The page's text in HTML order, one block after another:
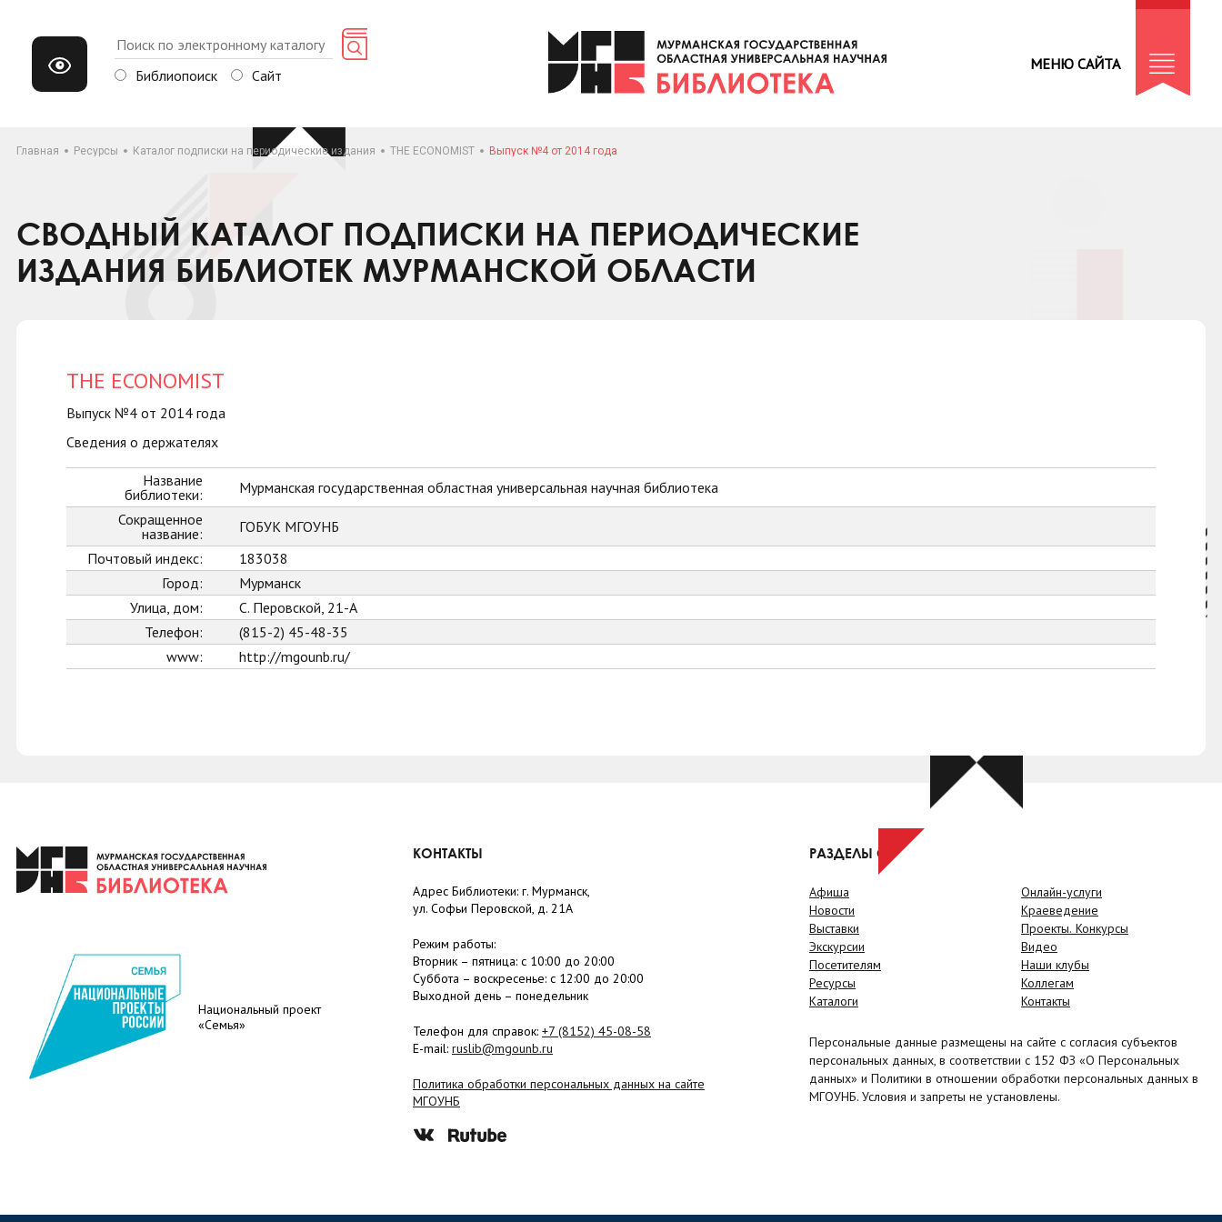
Библиопоиск Сайт
МЕНЮ САЙТА
Главная Ресурсы Каталог подписки на периодические издания THE ECONOMIST Выпуск №4 от 2014 года
СВОДНЫЙ КАТАЛОГ ПОДПИСКИ НА ПЕРИОДИЧЕСКИЕ
ИЗДАНИЯ БИБЛИОТЕК МУРМАНСКОЙ ОБЛАСТИ
THE ECONOMIST
Выпуск №4 от 2014 года
Сведения о держателях
Название
библиотеки:
Мурманская государственная областная универсальная научная библиотека
Сокращенное
название:
ГОБУК МГОУНБ
Почтовый индекс:
183038
Город:
Мурманск
Улица, дом:
С. Перовской, 21-А
Телефон:
(815-2) 45-48-35
www:
http://mgounb.ru/
Национальный проект
«Семья»
КОНТАКТЫ
Адрес Библиотеки: г. Мурманск,
ул. Софьи Перовской, д. 21А
Режим работы:
Вторник – пятница: с 10:00 до 20:00
Суббота – воскресенье: c 12:00 до 20:00
Выходной день – понедельник
Телефон для справок: +7 (8152) 45-08-58
E-mail: ruslib@mgounb.ru
Политика обработки персональных данных на сайте
МГОУНБ
РАЗДЕЛЫ САЙТА
Афиша
Новости
Выставки
Экскурсии
Посетителям
Ресурсы
Каталоги
Онлайн-услуги
Краеведение
Проекты. Конкурсы
Видео
Наши клубы
Коллегам
Контакты
Персональные данные размещены на сайте с согласия субъектов
персональных данных, в соответствии с 152 ФЗ «О Персональных
данных» и Политики в отношении обработки персональных данных в
МГОУНБ. Условия и запреты не установлены.